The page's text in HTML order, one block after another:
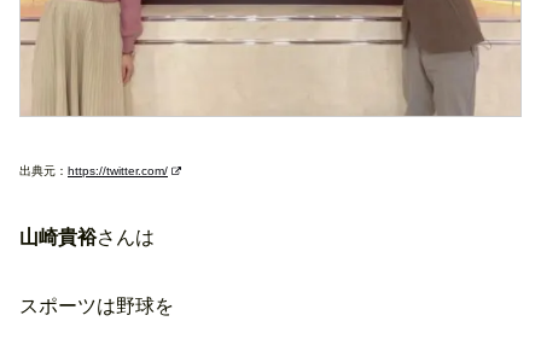
出典元： https://twitter.com/
山崎貴裕さんは
スポーツは野球を